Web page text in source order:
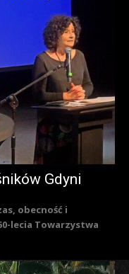
Gdyni
obecność i
lecia Towarzystwa